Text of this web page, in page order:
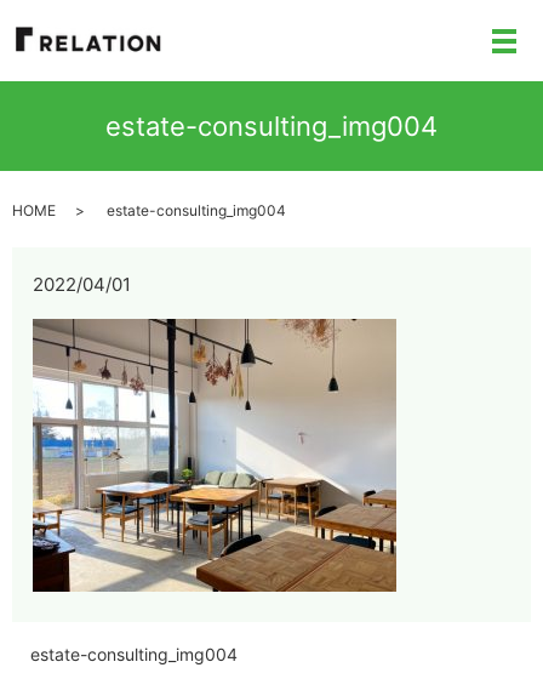
メ
estate-consulting_img004
HOME estate-consulting_img004
2022/04/01
estate-consulting_img004